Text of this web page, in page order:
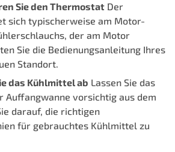
Sie den Thermostat Der
sich typischerweise am Motor-
der am Motor
Sie die Bedienungsanleitung Ihres
Standort.
das Kühlmittel ab Lassen Sie das
Auffangwanne vorsichtig aus dem
darauf, die richtigen
für gebrauchtes Kühlmittel zu